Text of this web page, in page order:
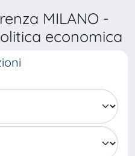
MILANO -
economica